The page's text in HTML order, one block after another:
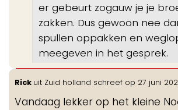
er gebeurt zogauw je je
zakken. Dus gewoon nee
spullen oppakken en
meegeven in het gesprek.
Rick uit Zuid holland schreef op 27 juni
Vandaag lekker op het kleine